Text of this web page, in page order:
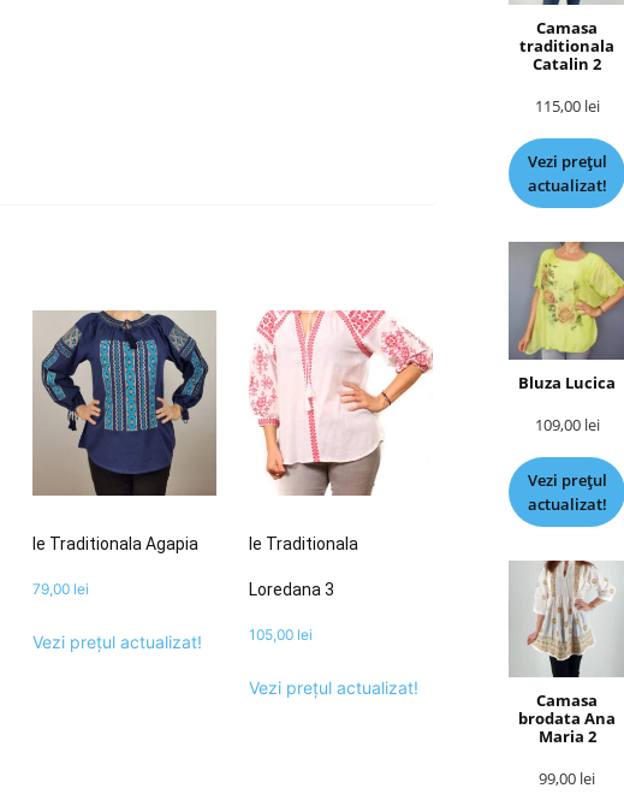
Ie Traditionala Agapia
79,00 lei
Vezi prețul actualizat!
Ie Traditionala
Loredana 3
105,00 lei
Vezi prețul actualizat!
Camasa
traditionala
Catalin 2
115,00 lei
Vezi prețul
actualizat!
Bluza Lucica
109,00 lei
Vezi prețul
actualizat!
Camasa
brodata Ana
Maria 2
99,00 lei